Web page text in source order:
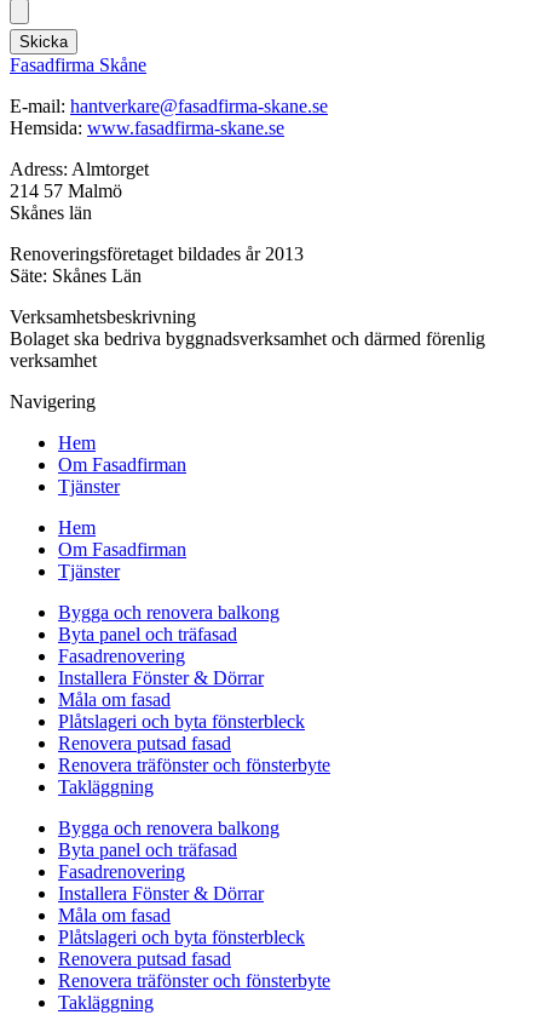
Skicka
Fasadfirma Skåne
E-mail: hantverkare@fasadfirma-skane.se
Hemsida: www.fasadfirma-skane.se
Adress: Almtorget
214 57 Malmö
Skånes län
Renoveringsföretaget bildades år 2013
Säte: Skånes Län
Verksamhetsbeskrivning
Bolaget ska bedriva byggnadsverksamhet och därmed förenlig
verksamhet
Navigering
Hem
Om Fasadfirman
Tjänster
Hem
Om Fasadfirman
Tjänster
Bygga och renovera balkong
Byta panel och träfasad
Fasadrenovering
Installera Fönster & Dörrar
Måla om fasad
Plåtslageri och byta fönsterbleck
Renovera putsad fasad
Renovera träfönster och fönsterbyte
Takläggning
Bygga och renovera balkong
Byta panel och träfasad
Fasadrenovering
Installera Fönster & Dörrar
Måla om fasad
Plåtslageri och byta fönsterbleck
Renovera putsad fasad
Renovera träfönster och fönsterbyte
Takläggning